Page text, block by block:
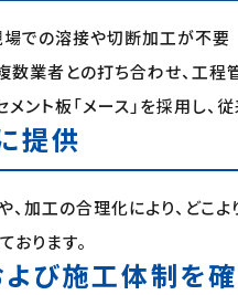
場での溶接や切断加工が不要
数業者との打ち合わせ、工程
ト板「メース」を採用し、
提供
加工の合理化により、どこ
ります。
び施工体制を